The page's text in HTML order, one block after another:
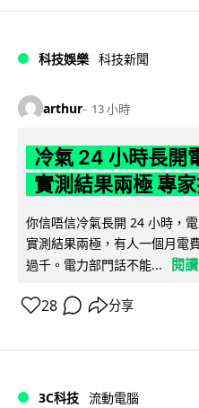
科技娛樂 科技新聞
arthur 13 小時
冷氣 24 小時長開
實測結果兩極 專
你信唔信冷氣長開 24 小時，
實測結果兩極，有人一個月電
過千。電力部門話不能...
閱
28 分享
3C科技 流動電腦